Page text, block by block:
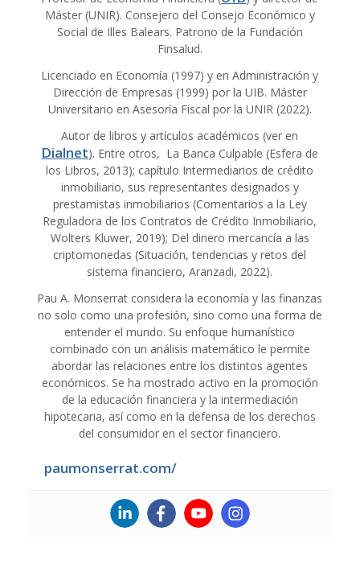
Máster (UNIR). Consejero del Consejo Económico y
Social de Illes Balears. Patrono de la Fundación
Finsalud.
Licenciado en Economía (1997) y en Administración y
Dirección de Empresas (1999) por la UIB. Máster
Universitario en Asesoría Fiscal por la UNIR (2022).
Autor de libros y artículos académicos (ver en
Dialnet). Entre otros, La Banca Culpable (Esfera de
los Libros, 2013); capítulo Intermediarios de crédito
inmobiliario, sus representantes designados y
prestamistas inmobiliarios (Comentarios a la Ley
Reguladora de los Contratos de Crédito Inmobiliario,
Wolters Kluwer, 2019); Del dinero mercancía a las
criptomonedas (Situación, tendencias y retos del
sistema financiero, Aranzadi, 2022).
Pau A. Monserrat considera la economía y las finanzas
no solo como una profesión, sino como una forma de
entender el mundo. Su enfoque humanístico
combinado con un análisis matemático le permite
abordar las relaciones entre los distintos agentes
económicos. Se ha mostrado activo en la promoción
de la educación financiera y la intermediación
hipotecaria, así como en la defensa de los derechos
del consumidor en el sector financiero.
paumonserrat.com/